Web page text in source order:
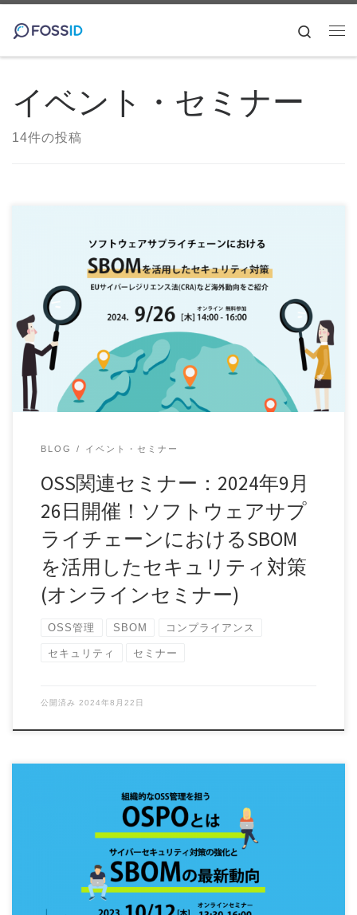
コンテンツへスキップ
Search
イベント・セミナー
14件の投稿
BLOG イベント・セミナー
OSS関連セミナー：2024年9月
26日開催！ソフトウェアサプ
ライチェーンにおけるSBOM
を活用したセキュリティ対策
(オンラインセミナー)
OSS管理 SBOM コンプライアンス
セキュリティ セミナー
公開済み 2024年8月22日
ソフトウェア開発に必要不可欠といえるOSSの利用におい
て、今注目を浴びているのがSBOMです。SBO […]